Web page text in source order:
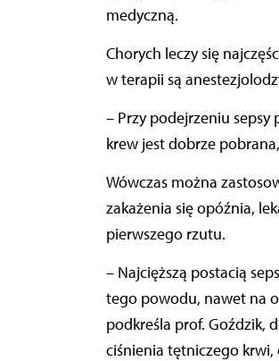
medyczną.
Chorych leczy się
w terapii są
– Przy podejrzeniu sepsy
krew jest dobrze
Wówczas można
zakażenia się opóźnia,
pierwszego rzutu.
– Najcięższą postacią
tego powodu, nawet na
podkreśla prof. Goździk,
ciśnienia tętniczego